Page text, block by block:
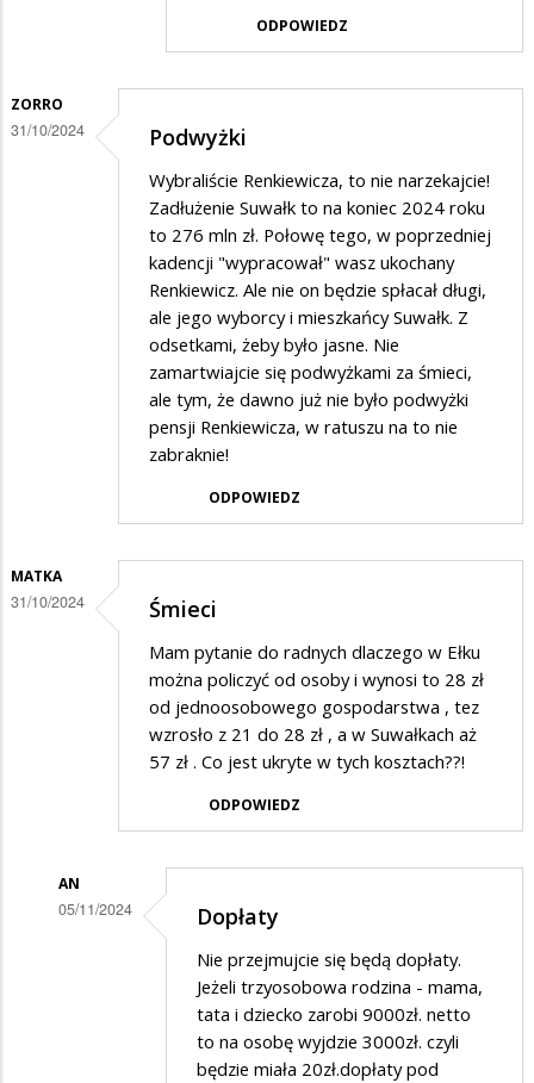
odpowiedzi
na
ODPOWIEDZ
ZORRO
31/10/2024 Podwyżki
Wybraliście Renkiewicza, to nie narzekajcie!
Zadłużenie Suwałk to na koniec 2024 roku
to 276 mln zł. Połowę tego, w poprzedniej
kadencji "wypracował" wasz ukochany
Renkiewicz. Ale nie on będzie spłacał długi,
ale jego wyborcy i mieszkańcy Suwałk. Z
odsetkami, żeby było jasne. Nie
zamartwiajcie się podwyżkami za śmieci,
ale tym, że dawno już nie było podwyżki
pensji Renkiewicza, w ratuszu na to nie
zabraknie!
ODPOWIEDZ
MATKA
31/10/2024 Śmieci
Mam pytanie do radnych dlaczego w Ełku
można policzyć od osoby i wynosi to 28 zł
od jednoosobowego gospodarstwa , tez
wzrosło z 21 do 28 zł , a w Suwałkach aż
57 zł . Co jest ukryte w tych kosztach??!
ODPOWIEDZ
AN
05/11/2024 Dopłaty
Nie przejmujcie się będą dopłaty.
Jeżeli trzyosobowa rodzina - mama,
tata i dziecko zarobi 9000zł. netto
to na osobę wyjdzie 3000zł. czyli
będzie miała 20zł.dopłaty pod